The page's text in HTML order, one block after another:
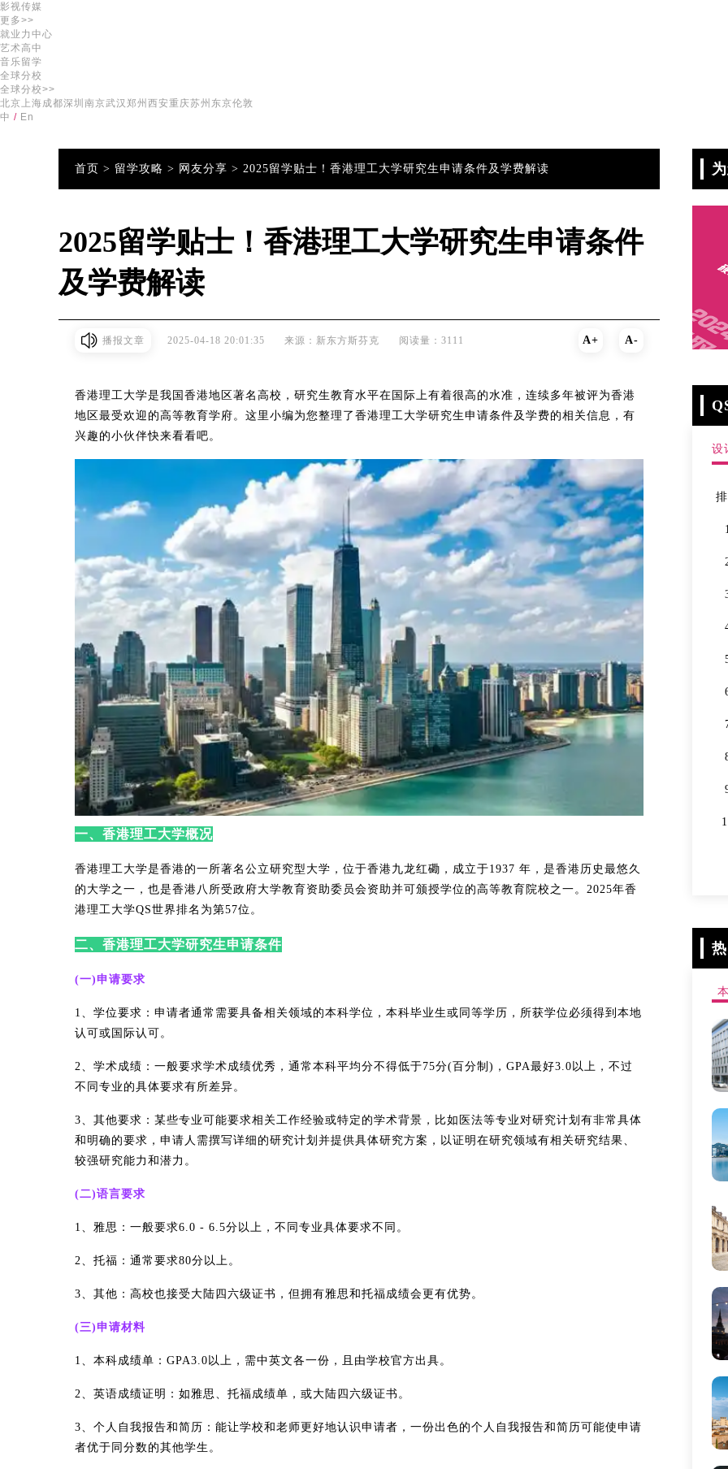
影视传媒
更多>>
就业力中心
艺术高中
音乐留学
全球分校
全球分校>>
北京 上海成都深圳 南京武汉 郑州 西安重庆苏州 东京伦敦
中 / En
首页 > 留学攻略 > 网友分享 > 2025留学贴士！香港理工大学研究生申请条件及学费解读
2025留学贴士！香港理工大学研究生申请条件
及学费解读
播报文章 2025-04-18 20:01:35 来源：新东方斯芬克 阅读量：3111 A+ A-
香港理工大学是我国香港地区著名高校，研究生教育水平在国际上有着很高的水准，连续多年被评为香港
地区最受欢迎的高等教育学府。这里小编为您整理了香港理工大学研究生申请条件及学费的相关信息，有
兴趣的小伙伴快来看看吧。
一、香港理工大学概况
香港理工大学是香港的一所著名公立研究型大学，位于香港九龙红磡，成立于1937 年，是香港历史最悠久
的大学之一，也是香港八所受政府大学教育资助委员会资助并可颁授学位的高等教育院校之一。2025年香
港理工大学QS世界排名为第57位。
二、香港理工大学研究生申请条件
(一)申请要求
1、学位要求：申请者通常需要具备相关领域的本科学位，本科毕业生或同等学历，所获学位必须得到本地
认可或国际认可。
2、学术成绩：一般要求学术成绩优秀，通常本科平均分不得低于75分(百分制)，GPA最好3.0以上，不过
不同专业的具体要求有所差异。
3、其他要求：某些专业可能要求相关工作经验或特定的学术背景，比如医法等专业对研究计划有非常具体
和明确的要求，申请人需撰写详细的研究计划并提供具体研究方案，以证明在研究领域有相关研究结果、
较强研究能力和潜力。
(二)语言要求
1、雅思：一般要求6.0 - 6.5分以上，不同专业具体要求不同。
2、托福：通常要求80分以上。
3、其他：高校也接受大陆四六级证书，但拥有雅思和托福成绩会更有优势。
(三)申请材料
1、本科成绩单：GPA3.0以上，需中英文各一份，且由学校官方出具。
2、英语成绩证明：如雅思、托福成绩单，或大陆四六级证书。
3、个人自我报告和简历：能让学校和老师更好地认识申请者，一份出色的个人自我报告和简历可能使申请
者优于同分数的其他学生。
设